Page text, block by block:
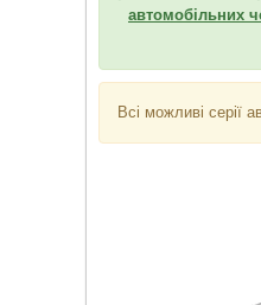
автомобільних
Всі можливі серії